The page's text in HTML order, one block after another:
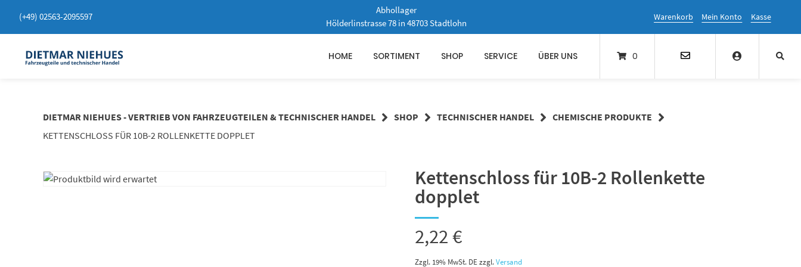
zum
(+49) 02563-2095597
Abhollager
Hölderlinstrasse 78 in 48703 Stadtlohn
Warenkorb Mein Konto Kasse
HOME SORTIMENT SHOP SERVICE ÜBER UNS 0
DIETMAR NIEHUES - VERTRIEB VON FAHRZEUGTEILEN & TECHNISCHER HANDEL SHOP TECHNISCHER HANDEL
CHEMISCHE PRODUKTE
KETTENSCHLOSS FÜR 10B-2 ROLLENKETTE DOPPLET
Kettenschloss für 10B-2 Rollenkette
dopplet
2,22€
Zzgl. 19% MwSt. DE zzgl.Versand